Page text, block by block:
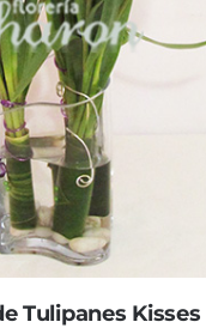
Tulipanes Kisses